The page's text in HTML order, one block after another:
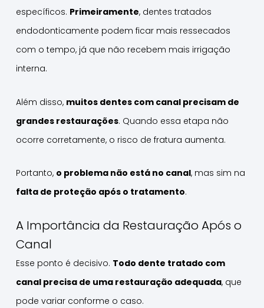
específicos. Primeiramente, dentes tratados
endodonticamente podem ficar mais ressecados
com o tempo, já que não recebem mais irrigação
interna.
Além disso, muitos dentes com canal precisam de
grandes restaurações. Quando essa etapa não
ocorre corretamente, o risco de fratura aumenta.
Portanto, o problema não está no canal, mas sim na
falta de proteção após o tratamento.
A Importância da Restauração Após o
Canal
Esse ponto é decisivo. Todo dente tratado com
canal precisa de uma restauração adequada, que
pode variar conforme o caso.